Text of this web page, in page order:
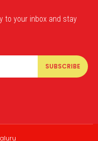
to your inbox and stay
SUBSCRIBE